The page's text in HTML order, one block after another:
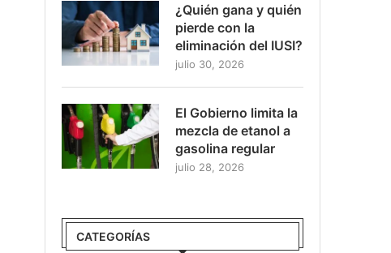
¿Quién gana y quién
pierde con la
eliminación del IUSI?
julio 30, 2026
El Gobierno limita la
mezcla de etanol a
gasolina regular
julio 28, 2026
CATEGORÍAS